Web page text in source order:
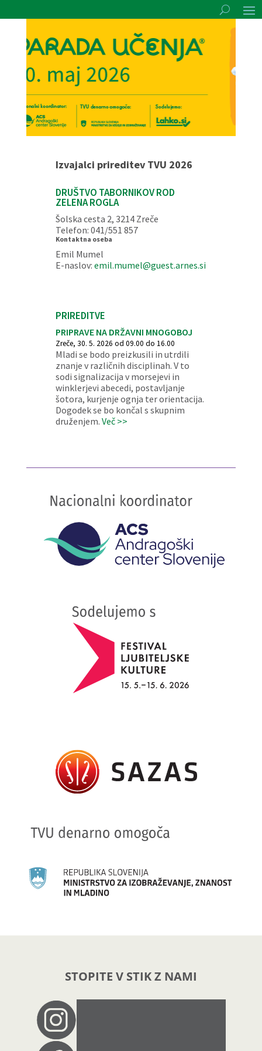
Izvajalci prireditev TVU 2026
DRUŠTVO TABORNIKOV ROD
ZELENA ROGLA
Šolska cesta 2, 3214 Zreče
Telefon: 041/551 857
Kontaktna oseba
Emil Mumel
E-naslov: emil.mumel@guest.arnes.si
PRIREDITVE
PRIPRAVE NA DRŽAVNI MNOGOBOJ
Zreče, 30. 5. 2026 od 09.00 do 16.00
Mladi se bodo preizkusili in utrdili
znanje v različnih disciplinah. V to
sodi signalizacija v morsejevi in
winklerjevi abecedi, postavljanje
šotora, kurjenje ognja ter orientacija.
Dogodek se bo končal s skupnim
druženjem. Več >>
STOPITE V STIK Z NAMI